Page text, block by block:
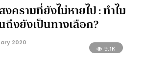
ครามที่ยังไม่หายไป : ทำไม
ถึงยังเป็นทางเลือก?
2020
9.1K